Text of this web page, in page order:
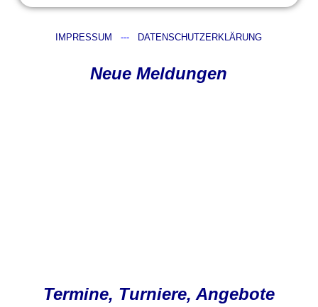
IMPRESSUM --- DATENSCHUTZERKLÄRUNG
Neue Meldungen
Termine, Turniere, Angebote